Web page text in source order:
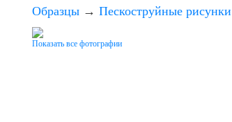
Образцы→ Пескоструйные
Показать все фотографии